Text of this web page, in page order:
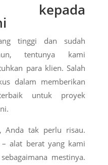
kepada
tinggi dan sudah
tentunya kami
para klien. Salah
dalam memberikan
untuk proyek
Anda tak perlu risau.
alat berat yang kami
mestinya.